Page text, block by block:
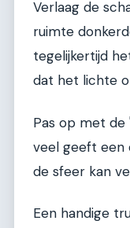
Verlaag de
ruimte
tegelijkertijd
dat het lichte
Pas op met de
veel geeft een
de sfeer kan
Een handige